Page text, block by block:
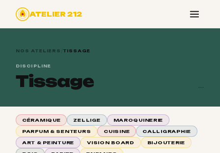
ATELIER 212
NOS ATELIERS TISSAGE
DISCIPLINE
Tissage ...
CÉRAMIQUE ZELLIGE MAROQUINERIE
PARFUM & SENTEURS CUISINE CALLIGRAPHIE
ART & PEINTURE VISION BOARD BIJOUTERIE